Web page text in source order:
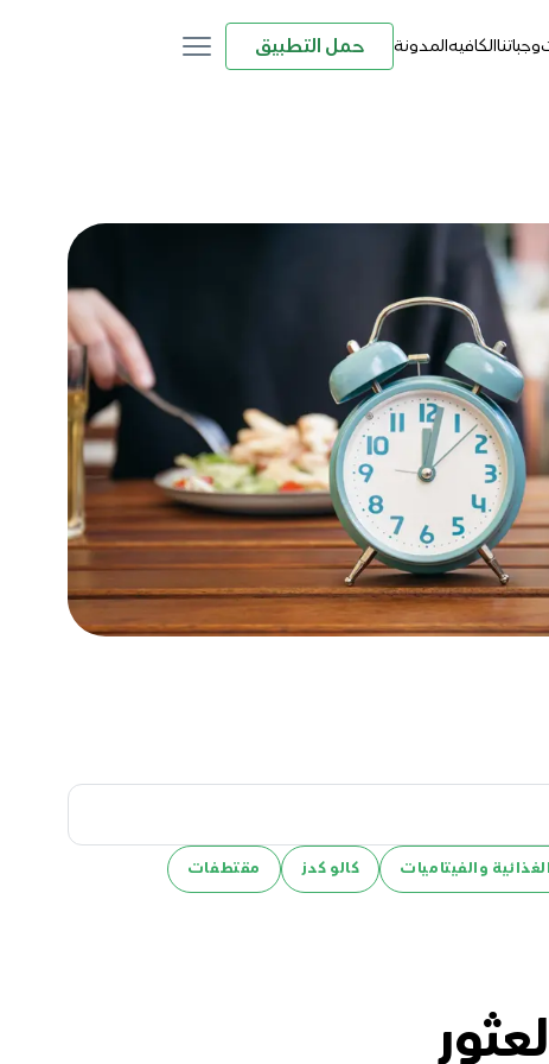
وجباتناالكافيهالمدونة حمل التطبيق
والفيتاميات كالو كدز مقتطفات